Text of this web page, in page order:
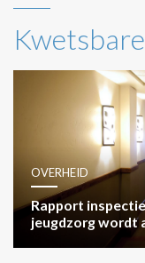
OVERHEID
Rapport
jeugdzorg wordt